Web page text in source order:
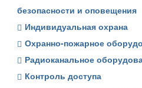
безопасности и оповещения
Индивидуальная охрана
Охранно-пожарное
Радиоканальное
Контроль доступа